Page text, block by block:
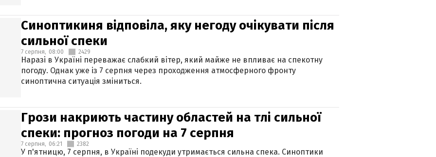
Синоптикиня відповіла, яку негоду очікувати після
сильної спеки
7 серпня, 08:00 2429
Наразі в Україні переважає слабкий вітер, який майже не впливає на спекотну
погоду. Однак уже із 7 серпня через проходження атмосферного фронту
синоптична ситуація зміниться.
Грози накриють частину областей на тлі сильної
спеки: прогноз погоди на 7 серпня
7 серпня, 06:21 2382
У п'ятницю, 7 серпня, в Україні подекуди утримається сильна спека. Синоптики